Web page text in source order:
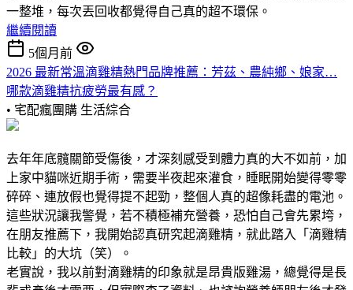
一整堆，每次丟回收都覺得自己真的超不環保。
繼續閱讀
5個月前
2026 最新常溫滴雞精熱門品牌推薦：芳茲、農純鄉、娘家…
哪款滴雞精抗疲勞最有感？
• 宅配瘋團購 生活綜合
去年年底髖關節受傷後，才深刻感受到體力真的大不如前，加
上家中貓咪近期手術，需要半夜起來灌食，睡眠開始變得零零
碎碎、連放假也覺得提不起勁，整個人真的超像耗盡的電池。
這些狀況讓我警覺，若不積極補充營養，恐怕自己會先累垮，
在朋友推薦下，我開始認真研究起滴雞精，就此踏入「滴雞精
比較」的大坑（笑）。
老實說，我以前對滴雞精的印象就是昂貴版雞湯，總覺得是長